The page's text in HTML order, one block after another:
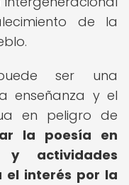
de la
ser una
enseñanza y el
en peligro de
la poesía en
y actividades
el interés por la